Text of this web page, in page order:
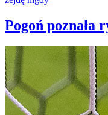
Pogoń poznała